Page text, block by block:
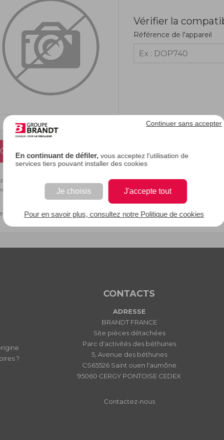
En continuant de défiler, vous acceptez l'utilisation de
services tiers pouvant installer des cookies
Je choisis J'accepte tout
Continuer sans accepter
Pour en savoir plus, consultez notre Politique de cookies
Vérifier la
Référence de l'appareil
plat évaporation de votre réfrigérateur est percé ou cassé, vous pouvez le
de récupération d'eau qui se trouve à l'arrière.
EAN : 3251430016896
?
CONTACTS
ADRESSE
BRANDT FRANCE
Site pièces détachées
Parc d'activités des béthunes
5, Avenue des béthunes
CS65526 Saint ouen l'aumône
95060 CERGY PONTOISE CEDEX
Contactez-nous